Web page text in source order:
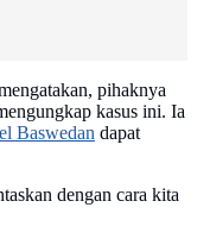
pihaknya
kasus ini. Ia
Baswedan dapat
dengan cara kita